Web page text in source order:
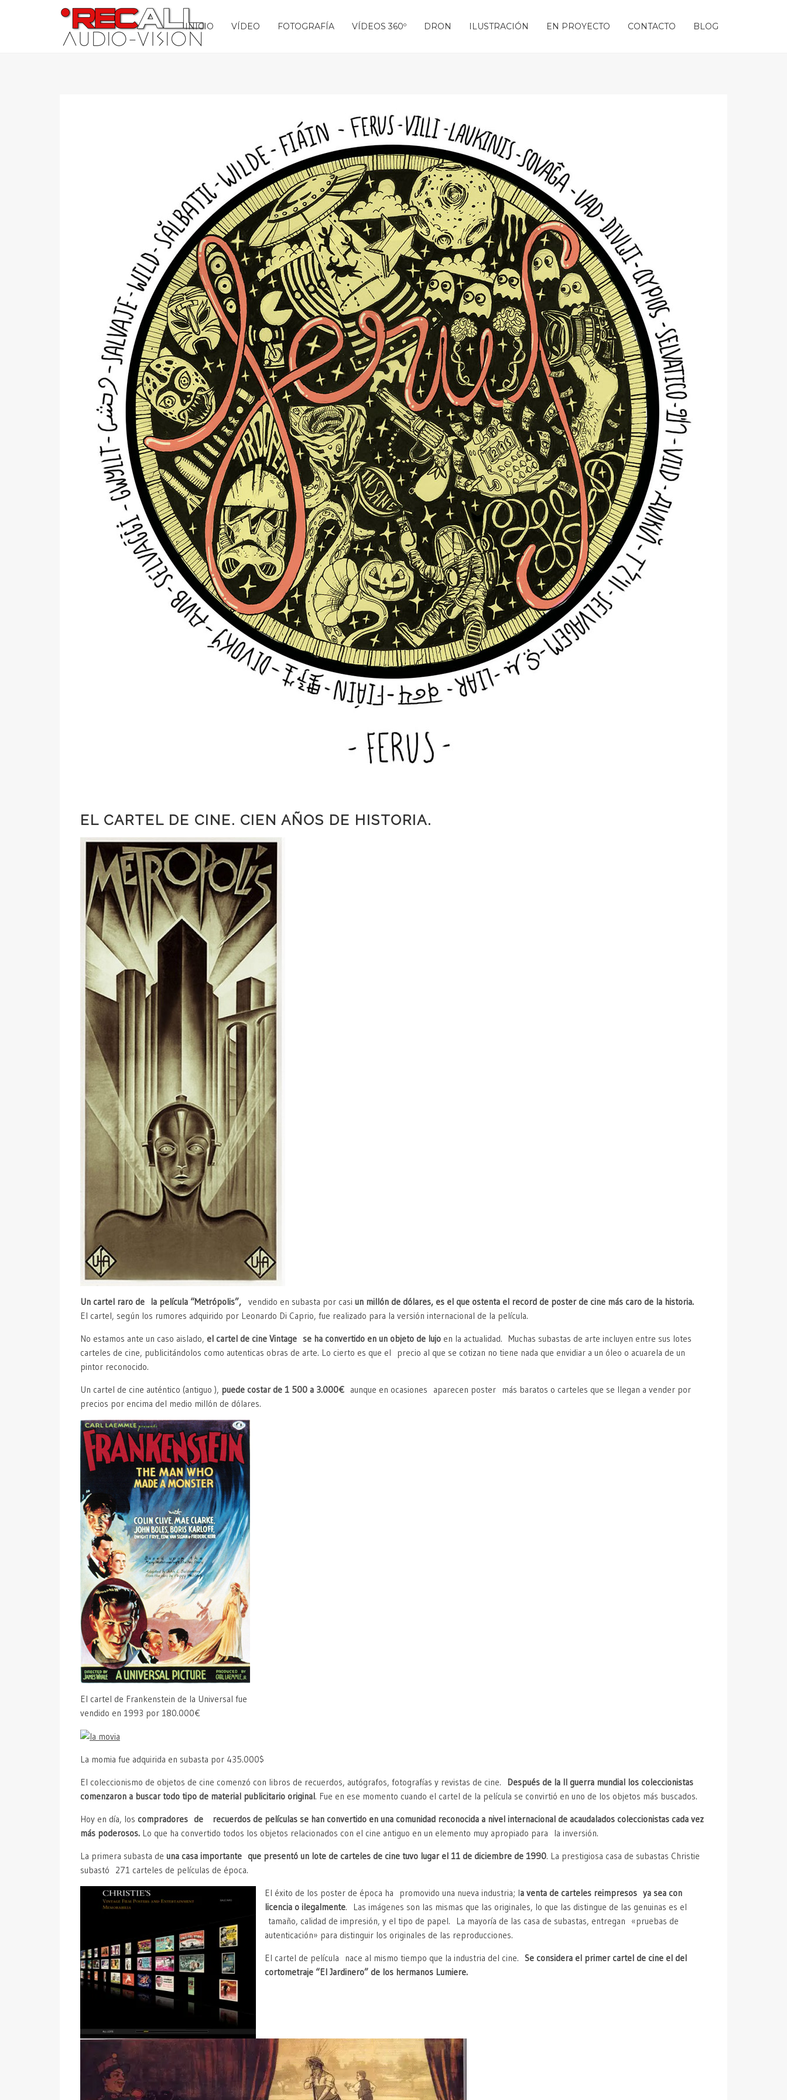
INICIO VÍDEO FOTOGRAFÍA VÍDEOS 360º DRON ILUSTRACIÓN EN PROYECTO CONTACTO BLOG
EL CARTEL DE CINE. CIEN AÑOS DE HISTORIA.
Un cartel raro de la película “Metrópolis”, vendido en subasta por casi un millón de dólares, es el que ostenta el record de poster de cine más caro de la historia.
El cartel, según los rumores adquirido por Leonardo Di Caprio, fue realizado para la versión internacional de la película.
No estamos ante un caso aislado, el cartel de cine Vintage se ha convertido en un objeto de lujo en la actualidad. Muchas subastas de arte incluyen entre sus lotes
carteles de cine, publicitándolos como autenticas obras de arte. Lo cierto es que el precio al que se cotizan no tiene nada que envidiar a un óleo o acuarela de un
pintor reconocido.
Un cartel de cine auténtico (antiguo ), puede costar de 1 500 a 3.000€ aunque en ocasiones aparecen poster más baratos o carteles que se llegan a vender por
precios por encima del medio millón de dólares.
El cartel de Frankenstein de la Universal fue
vendido en 1993 por 180.000€
La momia fue adquirida en subasta por 435.000$
El coleccionismo de objetos de cine comenzó con libros de recuerdos, autógrafos, fotografías y revistas de cine. Después de la II guerra mundial los coleccionistas
comenzaron a buscar todo tipo de material publicitario original. Fue en ese momento cuando el cartel de la película se convirtió en uno de los objetos más buscados.
Hoy en día, los compradores de recuerdos de películas se han convertido en una comunidad reconocida a nivel internacional de acaudalados coleccionistas cada vez
más poderosos. Lo que ha convertido todos los objetos relacionados con el cine antiguo en un elemento muy apropiado para la inversión.
La primera subasta de una casa importante que presentó un lote de carteles de cine tuvo lugar el 11 de diciembre de 1990. La prestigiosa casa de subastas Christie
subastó 271 carteles de películas de época.
El éxito de los poster de época ha promovido una nueva industria; la venta de carteles reimpresos ya sea con
licencia o ilegalmente. Las imágenes son las mismas que las originales, lo que las distingue de las genuinas es el
tamaño, calidad de impresión, y el tipo de papel. La mayoría de las casa de subastas, entregan «pruebas de
autenticación» para distinguir los originales de las reproducciones.
El cartel de película nace al mismo tiempo que la industria del cine. Se considera el primer cartel de cine el del
cortometraje “El Jardinero” de los hermanos Lumiere.